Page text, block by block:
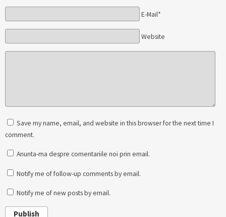
E-Mail*
Website
Save my name, email, and website in this browser for the next time I
comment.
Anunta-ma despre comentariile noi prin email.
Notify me of follow-up comments by email.
Notify me of new posts by email.
Publish